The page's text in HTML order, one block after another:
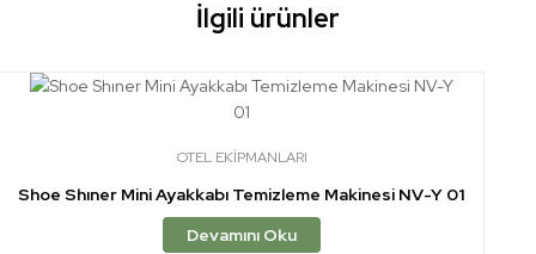
İlgili ürünler
OTEL EKİPMANLARI
Shoe Shıner Mini Ayakkabı Temizleme Makinesi NV-Y 01
Devamını Oku